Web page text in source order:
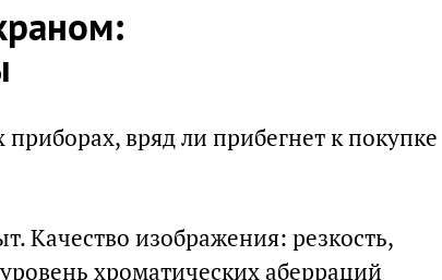
приборах, вряд ли прибегнет к покупке
Качество изображения: резкость,
хроматических аберраций